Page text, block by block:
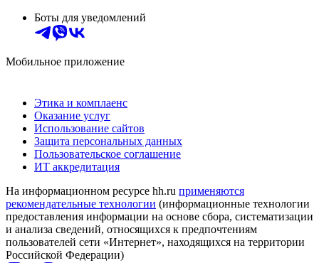
Боты для уведомлений
Мобильное приложение
Этика и комплаенс
Оказание услуг
Использование сайтов
Защита персональных данных
Пользовательское соглашение
ИТ аккредитация
На информационном ресурсе hh.ru применяются
рекомендательные технологии (информационные технологии
предоставления информации на основе сбора, систематизации
и анализа сведений, относящихся к предпочтениям
пользователей сети «Интернет», находящихся на территории
Российской Федерации)